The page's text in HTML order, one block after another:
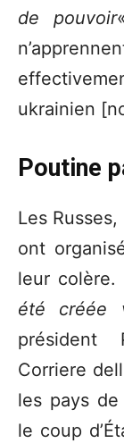
de pouvoir
ukrainien
Poutine
Les
ont
leur colère.
été créée
président
Corriere
les pays de
le coup